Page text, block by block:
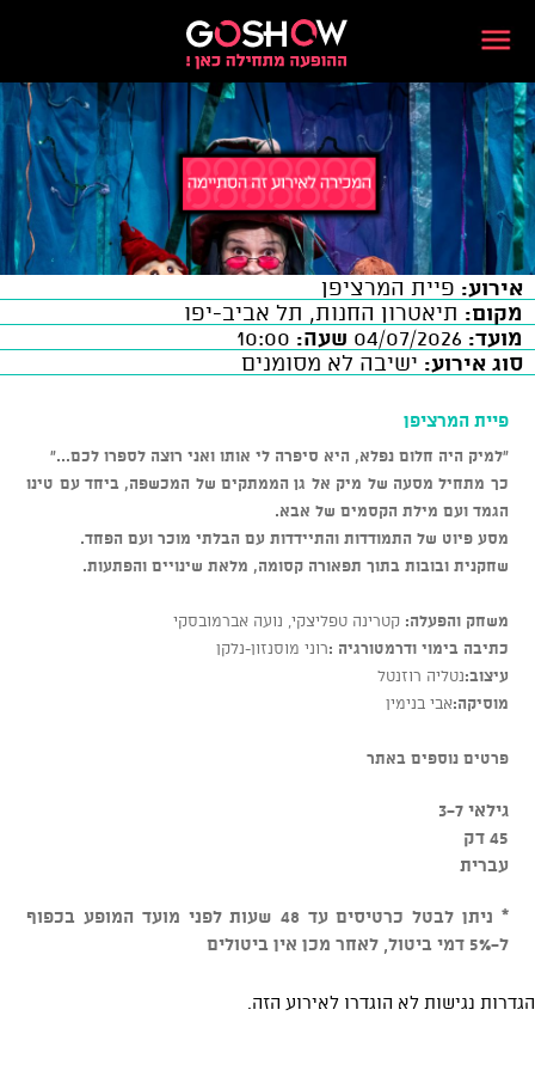
אירוע: פיית המרציפן
מקום: תיאטרון החנות, תל אביב-יפו
מועד:
שעה:
סוג אירוע: ישיבה לא מסומנים
פיית המרציפן
"למיק היה חלום נפלא, היא סיפרה לי אותו ואני רוצה לספרו לכם..."
כך מתחיל מסעה של מיק אל גן הממתקים של המכשפה, ביחד עם טינו
הגמד ועם מילת הקסמים של אבא.
מסע פיוט של התמודדות והתיידדות עם הבלתי מוכר ועם הפחד.
שחקנית ובובות בתוך תפאורה קסומה, מלאת שינויים והפתעות.
משחק והפעלה: קטרינה טפליצקי, נועה אברמובסקי
כתיבה בימוי ודרמטורגיה :רוני מוסנזון-נלקן
עיצוב:נטליה רוזנטל
מוסיקה:אבי בנימין
פרטים נוספים באתר
גילאי 3-7
45 דק
עברית
* ניתן לבטל כרטיסים עד 48 שעות לפני מועד המופע בכפוף
ל-5% דמי ביטול, לאחר מכן אין ביטולים
הגדרות נגישות לא הוגדרו לאירוע הזה.